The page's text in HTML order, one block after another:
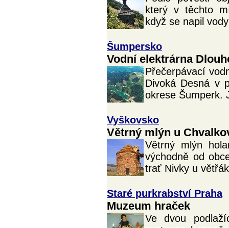
který v těchto
když se napil
Šumpersko
Vodní elektrárna
Přečerpávací
Divoká Desná v
okrese Šumperk.
Vyškovsko
Větrný mlýn u
Větrný mlýn
východně od
trať Nivky u
Staré purkrabství Praha
Muzeum hraček
Ve dvou